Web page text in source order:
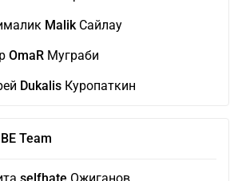
MalikСайлау
OmaRМуграби
DukalisКуропаткин
Team